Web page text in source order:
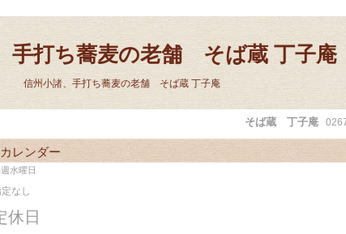
打ち蕎麦の老舗 そば蔵 丁子庵
信州小諸、手打ち蕎麦の老舗 そば蔵 丁子庵
そば蔵 丁子庵
カレンダー
水曜日
なし
休日